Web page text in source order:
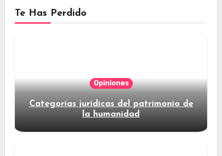
Te Has Perdido
Opiniones
Categorías jurídicas del patrimonio de
la humanidad